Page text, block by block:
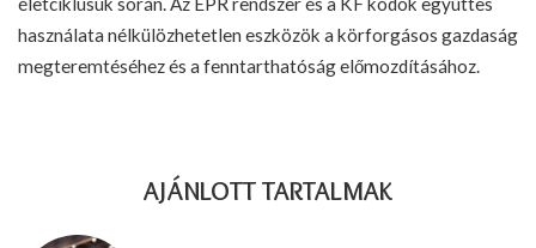
használata nélkülözhetetlen eszközök a körforgásos gazdaság
megteremtéséhez és a fenntarthatóság előmozdításához.
AJÁNLOTT TARTALMAK